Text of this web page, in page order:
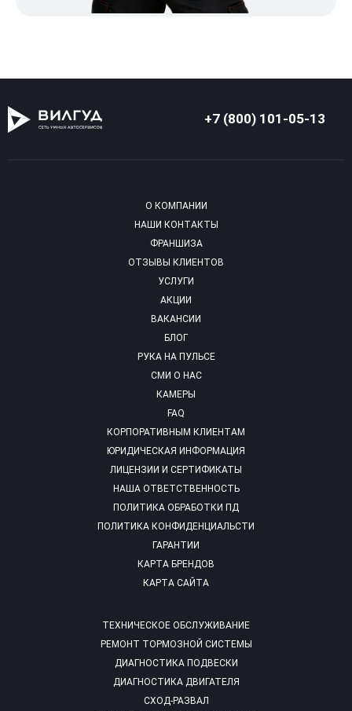
+7 (800) 101-05-13
О КОМПАНИИ
НАШИ КОНТАКТЫ
ФРАНШИЗА
ОТЗЫВЫ КЛИЕНТОВ
УСЛУГИ
АКЦИИ
ВАКАНСИИ
БЛОГ
РУКА НА ПУЛЬСЕ
СМИ О НАС
КАМЕРЫ
FAQ
ТЕХНИЧЕСКОЕ ОБСЛУЖИВАНИЕ
РЕМОНТ ТОРМОЗНОЙ СИСТЕМЫ
ДИАГНОСТИКА ПОДВЕСКИ
ДИАГНОСТИКА ДВИГАТЕЛЯ
СХОД-РАЗВАЛ
КОРПОРАТИВНЫМ КЛИЕНТАМ
ЮРИДИЧЕСКАЯ ИНФОРМАЦИЯ
ЛИЦЕНЗИИ И СЕРТИФИКАТЫ
НАША ОТВЕТСТВЕННОСТЬ
ПОЛИТИКА ОБРАБОТКИ ПД
ПОЛИТИКА КОНФИДЕНЦИАЛЬСТИ
ГАРАНТИИ
КАРТА БРЕНДОВ
КАРТА САЙТА